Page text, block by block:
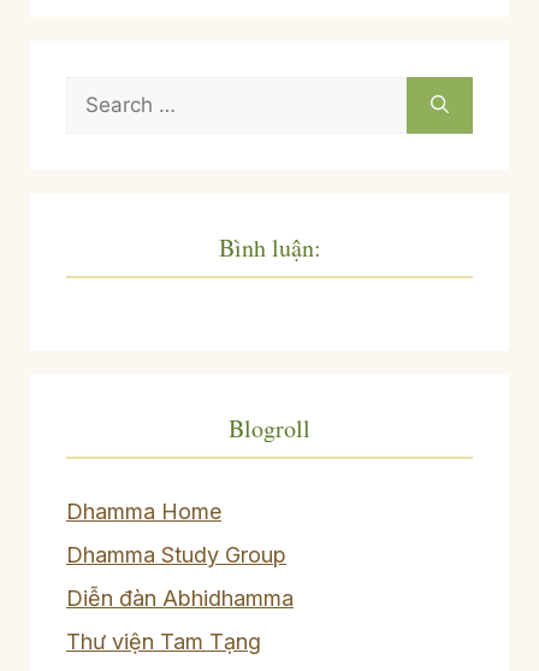
Search
Bình luận:
Blogroll
Dhamma Home
Dhamma Study Group
Diễn đàn Abhidhamma
Thư viện Tam Tạng